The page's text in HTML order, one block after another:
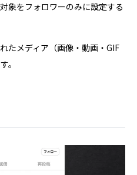
象をフォロワーのみに設定する
たメディア（画像・動画・GIF
。